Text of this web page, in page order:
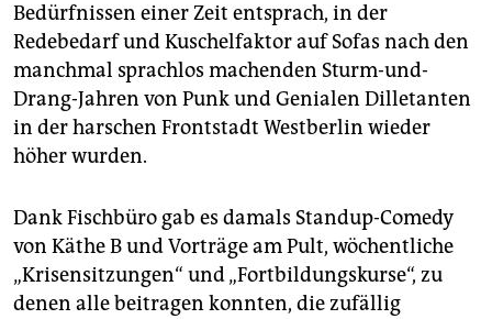
Bedürfnissen einer Zeit entsprach, in der
Redebedarf und Kuschelfaktor auf Sofas nach den
manchmal sprachlos machenden Sturm-und-
Drang-Jahren von Punk und Ge­nia­len Dilletanten
in der harschen Frontstadt Westberlin wieder
höher wurden.
Dank Fischbüro gab es damals Standup-Comedy
von Käthe B und Vorträge am Pult, wöchentliche
„Krisensitzungen“ und „Fortbildungskurse“, zu
denen alle beitragen konnten, die zufällig